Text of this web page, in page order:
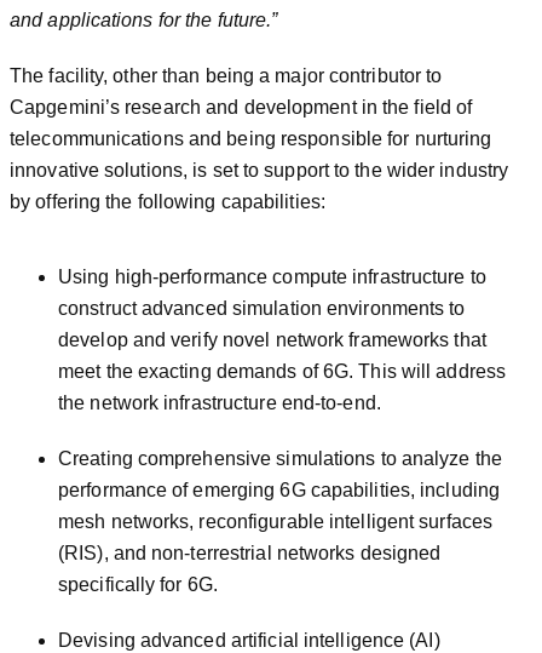
and applications for the future.”
The facility, other than being a major contributor to
Capgemini’s research and development in the field of
telecommunications and being responsible for nurturing
innovative solutions, is set to support to the wider industry
by offering the following capabilities:
Using high-performance compute infrastructure to
construct advanced simulation environments to
develop and verify novel network frameworks that
meet the exacting demands of 6G. This will address
the network infrastructure end-to-end.
Creating comprehensive simulations to analyze the
performance of emerging 6G capabilities, including
mesh networks, reconfigurable intelligent surfaces
(RIS), and non-terrestrial networks designed
specifically for 6G.
Devising advanced artificial intelligence (AI)